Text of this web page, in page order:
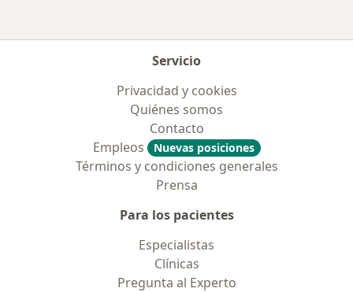
Servicio
Privacidad y cookies
Quiénes somos
Contacto
Empleos
Nuevas posiciones
Términos y condiciones generales
Prensa
Para los pacientes
Especialistas
Clínicas
Pregunta al Experto